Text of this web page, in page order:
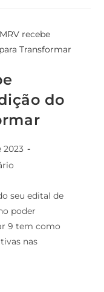
do
2023
seu edital de
poder
9 tem como
nas